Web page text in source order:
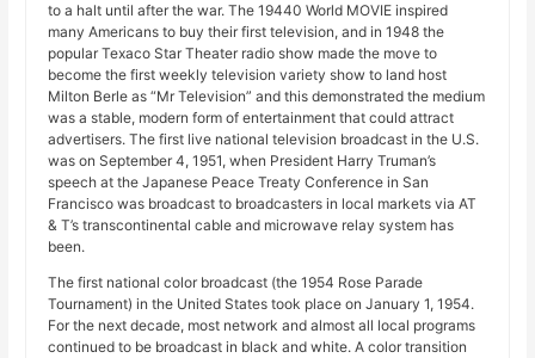
to a halt until after the war. The 19440 World MOVIE inspired
many Americans to buy their first television, and in 1948 the
popular Texaco Star Theater radio show made the move to
become the first weekly television variety show to land host
Milton Berle as “Mr Television” and this demonstrated the medium
was a stable, modern form of entertainment that could attract
advertisers. The first live national television broadcast in the U.S.
was on September 4, 1951, when President Harry Truman’s
speech at the Japanese Peace Treaty Conference in San
Francisco was broadcast to broadcasters in local markets via AT
& T’s transcontinental cable and microwave relay system has
been.
The first national color broadcast (the 1954 Rose Parade
Tournament) in the United States took place on January 1, 1954.
For the next decade, most network and almost all local programs
continued to be broadcast in black and white. A color transition